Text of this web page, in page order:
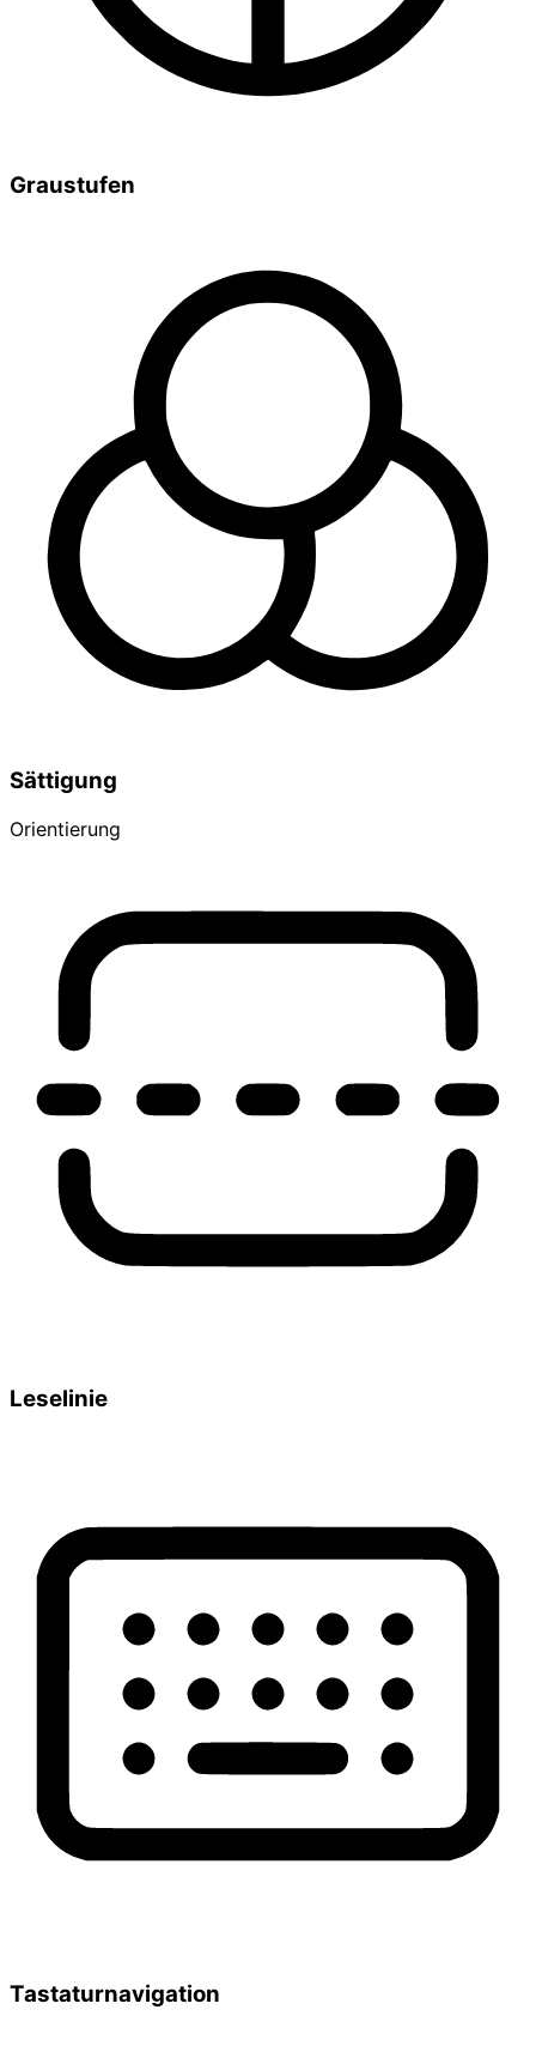
Graustufen
Sättigung
Orientierung
Leselinie
Tastaturnavigation